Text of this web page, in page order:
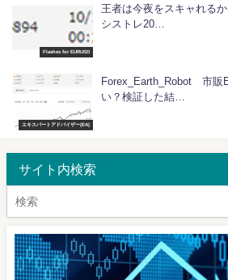
Flashes for EURUSD
王者は今夜をスキャれる
シストレ20…
エキスパートアドバイザー(EA)
Forex_Earth_Robot 市
い？検証した結…
サイト内検索